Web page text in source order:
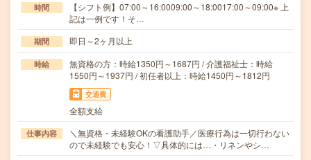
時間
【シフト例】07:00～16:0009:00～18:0017:00～09:00※ 上
記は一例です！そ…
期間 即日～2ヶ月以上
時給
無資格の方：時給1350円～1687円 / 介護福祉士：時給
1550円～1937円 / 初任者以上：時給1450円～1812円
交通費
全額支給
仕事内容
＼無資格・未経験OKの看護助手／医療行為は一切行わない
ので未経験でも安心！▽具体的には…・リネンやシ…